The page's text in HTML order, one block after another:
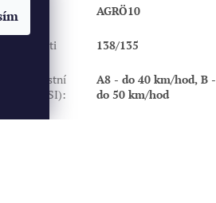
Dezén
AGRÖ10
Index
nosnosti
138/135
Rychlostní
index (SI):
A8 - do 40 km/hod, B -
do 50 km/hod